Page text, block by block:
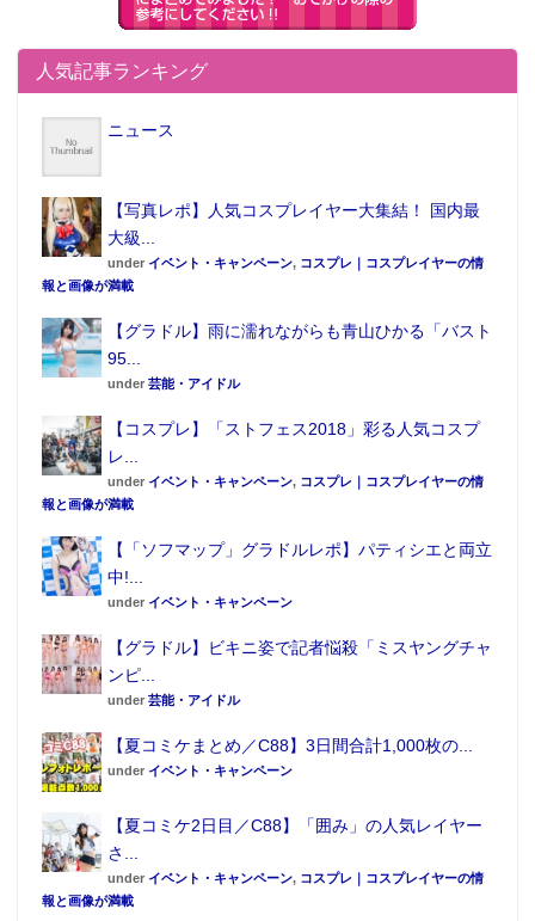
人気記事ランキング
ニュース
【写真レポ】人気コスプレイヤー大集結！ 国内最
大級...
under イベント・キャンペーン, コスプレ｜コスプレイヤーの情
報と画像が満載
【グラドル】雨に濡れながらも青山ひかる「バスト
95...
under 芸能・アイドル
【コスプレ】「ストフェス2018」彩る人気コスプ
レ...
under イベント・キャンペーン, コスプレ｜コスプレイヤーの情
報と画像が満載
【「ソフマップ」グラドルレポ】パティシエと両立
中!...
under イベント・キャンペーン
【グラドル】ビキニ姿で記者悩殺「ミスヤングチャ
ンピ...
under 芸能・アイドル
【夏コミケまとめ／C88】3日間合計1,000枚の...
under イベント・キャンペーン
【夏コミケ2日目／C88】「囲み」の人気レイヤー
さ...
under イベント・キャンペーン, コスプレ｜コスプレイヤーの情
報と画像が満載